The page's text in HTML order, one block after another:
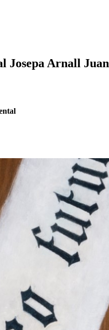
Josepa Arnall Juan